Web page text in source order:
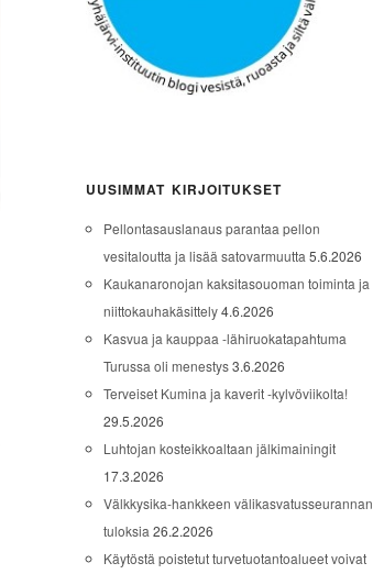
UUSIMMAT KIRJOITUKSET
Pellontasauslanaus parantaa pellon
vesitaloutta ja lisää satovarmuutta 5.6.2026
Kaukanaronojan kaksitasouoman toiminta ja
niittokauhakäsittely 4.6.2026
Kasvua ja kauppaa -lähiruokatapahtuma
Turussa oli menestys 3.6.2026
Terveiset Kumina ja kaverit -kylvöviikolta!
29.5.2026
Luhtojan kosteikkoaltaan jälkimainingit
17.3.2026
Välkkysika-hankkeen välikasvatusseurannan
tuloksia 26.2.2026
Käytöstä poistetut turvetuotantoalueet voivat